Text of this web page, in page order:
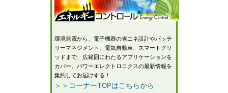
環境発電から、電子機器の省エネ設計やバッテ
リーマネジメント、電気自動車、スマートグリ
ッドまで、広範囲にわたるアプリケーションを
カバー。パワーエレクトロニクスの最新情報を
集約してお届けする！
＞＞コーナーTOPはこちらから